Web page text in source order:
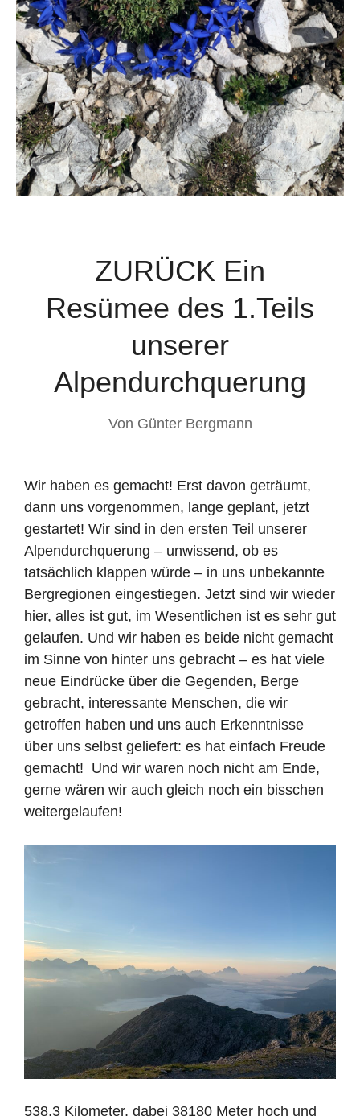
ZURÜCK Ein
Resümee des 1.Teils
unserer
Alpendurchquerung
Von Günter Bergmann
Wir haben es gemacht! Erst davon geträumt,
dann uns vorgenommen, lange geplant, jetzt
gestartet! Wir sind in den ersten Teil unserer
Alpendurchquerung – unwissend, ob es
tatsächlich klappen würde – in uns unbekannte
Bergregionen eingestiegen. Jetzt sind wir wieder
hier, alles ist gut, im Wesentlichen ist es sehr gut
gelaufen. Und wir haben es beide nicht gemacht
im Sinne von hinter uns gebracht – es hat viele
neue Eindrücke über die Gegenden, Berge
gebracht, interessante Menschen, die wir
getroffen haben und uns auch Erkenntnisse
über uns selbst geliefert: es hat einfach Freude
gemacht! Und wir waren noch nicht am Ende,
gerne wären wir auch gleich noch ein bisschen
weitergelaufen!
538,3 Kilometer, dabei 38180 Meter hoch und